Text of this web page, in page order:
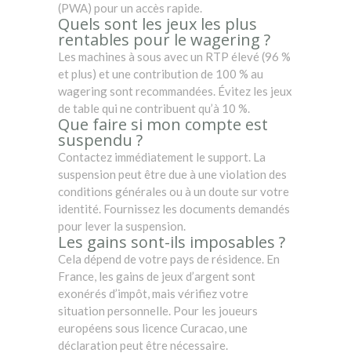
(PWA) pour un accès rapide.
Quels sont les jeux les plus
rentables pour le wagering ?
Les machines à sous avec un RTP élevé (96 %
et plus) et une contribution de 100 % au
wagering sont recommandées. Évitez les jeux
de table qui ne contribuent qu’à 10 %.
Que faire si mon compte est
suspendu ?
Contactez immédiatement le support. La
suspension peut être due à une violation des
conditions générales ou à un doute sur votre
identité. Fournissez les documents demandés
pour lever la suspension.
Les gains sont-ils imposables ?
Cela dépend de votre pays de résidence. En
France, les gains de jeux d’argent sont
exonérés d’impôt, mais vérifiez votre
situation personnelle. Pour les joueurs
européens sous licence Curacao, une
déclaration peut être nécessaire.